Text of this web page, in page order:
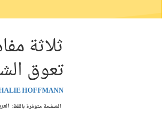
ثلاثة
تعوق
HOFFMANN
الصفحة متوفرة باللغة: